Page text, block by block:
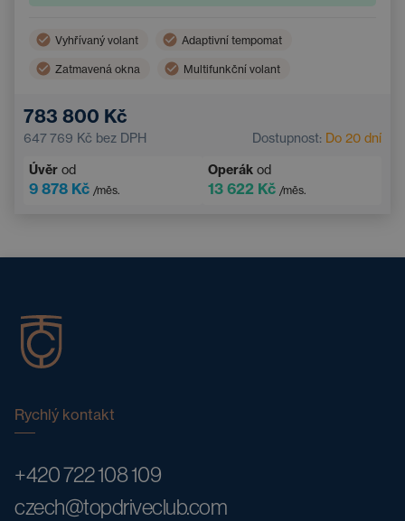
Vyhřívaný volant Adaptivní tempomat
Zatmavená okna Multifunkční volant
Elektrické ovládání kufru
783 800 Kč
647 769 Kč bez DPH Dostupnost: Do 20 dní
Úvěr od
9 878 Kč /měs.
Operák od
13 622 Kč /měs.
Rychlý kontakt
+420 722 108 109
czech@topdriveclub.com